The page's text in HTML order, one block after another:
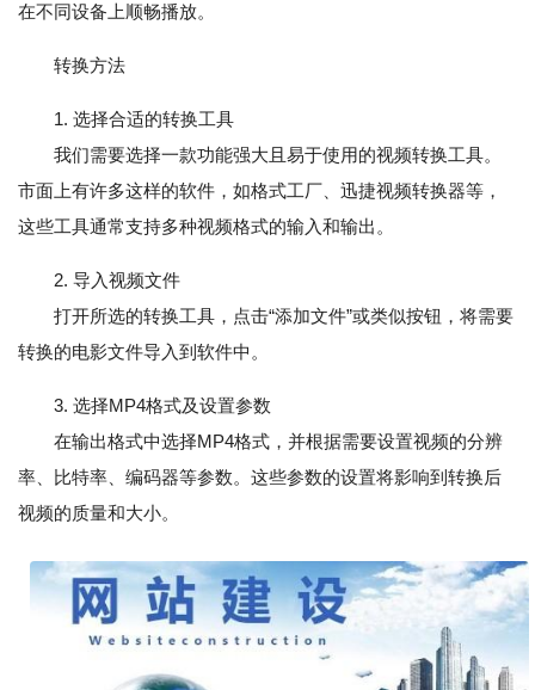
在不同设备上顺畅播放。
转换方法
1. 选择合适的转换工具
我们需要选择一款功能强大且易于使用的视频转换工具。
市面上有许多这样的软件，如格式工厂、迅捷视频转换器等，
这些工具通常支持多种视频格式的输入和输出。
2. 导入视频文件
打开所选的转换工具，点击“添加文件”或类似按钮，将需要
转换的电影文件导入到软件中。
3. 选择MP4格式及设置参数
在输出格式中选择MP4格式，并根据需要设置视频的分辨
率、比特率、编码器等参数。这些参数的设置将影响到转换后
视频的质量和大小。